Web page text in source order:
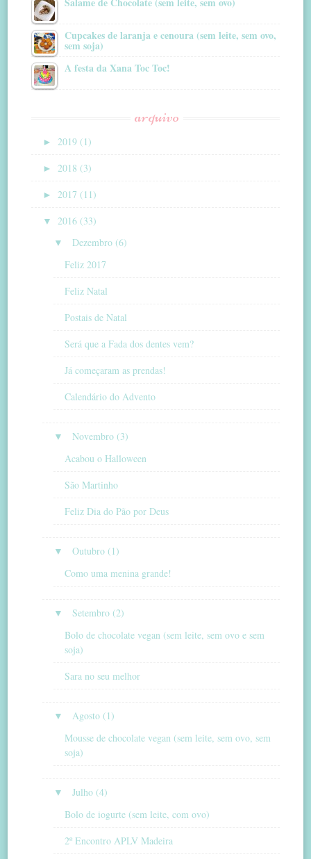
Cupcakes de laranja e cenoura (sem leite, sem ovo,
sem soja)
A festa da Xana Toc Toc!
arquivo
► 2019 (1)
► 2018 (3)
► 2017 (11)
▼ 2016 (33)
▼
Dezembro (6)
Feliz 2017
Feliz Natal
Postais de Natal
Será que a Fada dos dentes vem?
Já começaram as prendas!
Calendário do Advento
▼
Novembro (3)
Acabou o Halloween
São Martinho
Feliz Dia do Pão por Deus
▼
Outubro (1)
Como uma menina grande!
▼
Setembro (2)
Bolo de chocolate vegan (sem leite, sem ovo e sem
soja)
Sara no seu melhor
▼
Agosto (1)
Mousse de chocolate vegan (sem leite, sem ovo, sem
soja)
▼
Julho (4)
Bolo de iogurte (sem leite, com ovo)
2º Encontro APLV Madeira